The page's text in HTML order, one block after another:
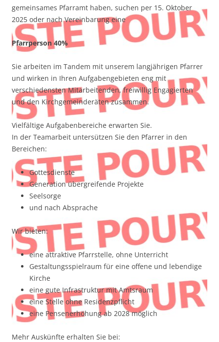
gemeinsames Pfarramt haben, suchen per 15. Oktober
2025 oder nach Vereinbarung eine
Pfarrperson 40%
Sie arbeiten im Tandem mit unserem langjährigen Pfarrer
und wirken in Ihren Aufgabengebieten eng mit
verschiedensten Mitarbeitenden, freiwillig Engagierten
und den Kirchgemeinderäten zusammen.
Vielfältige Aufgabenbereiche erwarten Sie.
In der Teamarbeit untersützen Sie den Pfarrer in den
Bereichen:
Gottesdienste
Generation übergreifende Projekte
Seelsorge
und nach Absprache
Wir bieten:
eine attraktive Pfarrstelle, ohne Unterricht
Gestaltungsspielraum für eine offene und lebendige
Kirche
eine gute Infrastruktur mit Amtsraum
eine Stelle ohne Residenzpflicht
eine Pensenerhöhung ab 2028 möglich
Mehr Auskünfte erhalten Sie bei: